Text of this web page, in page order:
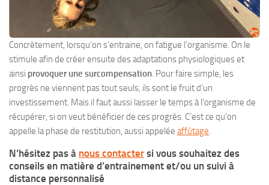
Concrètement, lorsqu’on s’entraine, on fatigue l’organisme. On le
stimule afin de créer ensuite des adaptations physiologiques et
ainsi provoquer une surcompensation. Pour faire simple, les
progrès ne viennent pas tout seuls, ils sont le fruit d’un
investissement. Mais il faut aussi laisser le temps à l’organisme de
récupérer, si on veut bénéficier de ces progrès. C’est ce qu’on
appelle la phase de restitution, aussi appelée affûtage.
N’hésitez pas à nous contacter si vous souhaitez des
conseils en matière d’entrainement et/ou un suivi à
distance personnalisé